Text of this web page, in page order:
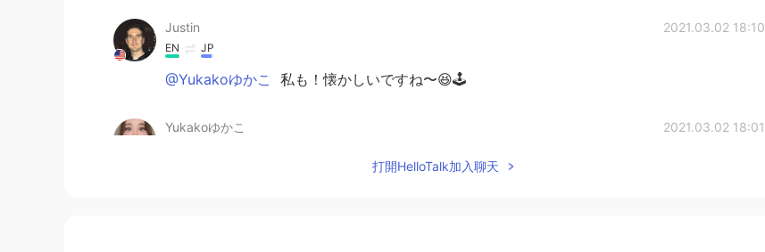
Justin 2021.03.02 18:10
EN JP
@Yukakoゆかこ 私も！懐かしいですね〜😆🕹
Yukakoゆかこ 2021.03.02 18:01
うわぁー💖 懐かしいです‼️( ﾟஇωஇﾟ)ﾟ💞 ゲームボーイの星のカービィは子供の頃に本当によ
打開HelloTalk加入聊天